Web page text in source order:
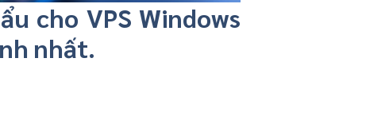
cho VPS Windows
nhất.